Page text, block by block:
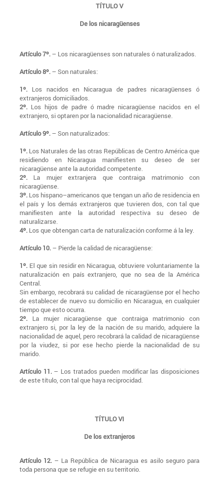
TÍTULO V
De los nicaragüenses
Artículo 7º. – Los nicaragüenses son naturales ó naturalizados.
Artículo 8º. – Son naturales:
1º. Los nacidos en Nicaragua de padres nicaragüenses ó
extranjeros domiciliados.
2º. Los hijos de padre ó madre nicaragüense nacidos en el
extranjero, si optaren por la nacionalidad nicaragüense.
Artículo 9º. – Son naturalizados:
1º. Los Naturales de las otras Repúblicas de Centro América que
residiendo en Nicaragua manifiesten su deseo de ser
nicaragüense ante la autoridad competente.
2º. La mujer extranjera que contraiga matrimonio con
nicaragüense.
3º. Los hispano–americanos que tengan un año de residencia en
el país y los demás extranjeros que tuvieren dos, con tal que
manifiesten ante la autoridad respectiva su deseo de
naturalizarse.
4º. Los que obtengan carta de naturalización conforme á la ley.
Artículo 10. – Pierde la calidad de nicaragüense:
1º. El que sin residir en Nicaragua, obtuviere voluntariamente la
naturalización en país extranjero, que no sea de la América
Central.
Sin embargo, recobrará su calidad de nicaragüense por el hecho
de establecer de nuevo su domicilio en Nicaragua, en cualquier
tiempo que esto ocurra.
2º. La mujer nicaragüense que contraiga matrimonio con
extranjero si, por la ley de la nación de su marido, adquiere la
nacionalidad de aquel, pero recobrará la calidad de nicaragüense
por la viudez, si por ese hecho pierde la nacionalidad de su
marido.
Artículo 11.– Los tratados pueden modificar las disposiciones
de este título, con tal que haya reciprocidad.
TÍTULO VI
De los extranjeros
Artículo 12. – La República de Nicaragua es asilo seguro para
toda persona que se refugie en su territorio.